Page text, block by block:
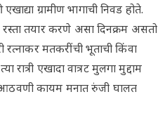
ग्रामीण भागाची निवड होते.
तयार करणे असा दिनक्रम असतो
मतकरींची भूताची किंवा
एखादा वात्रट मुलगा मुद्दाम
आठवणी कायम मनात रुंजी घालत